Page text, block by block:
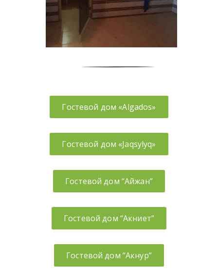
Гостевой дом «Algados»
Гостевой дом «Jaqsylyq»
Гостевой дом “Айжан”
Гостевой дом “Акниет”
Гостевой дом “Акнур”